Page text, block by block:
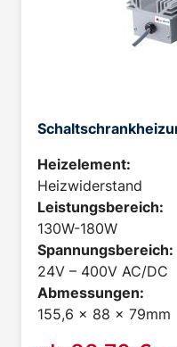
Heizelement:
Heizwiderstand
Leistungsbereich:
130W-180W
Spannungsbereich:
24V – 400V AC/DC
Abmessungen:
155,6 x 88 x 79mm